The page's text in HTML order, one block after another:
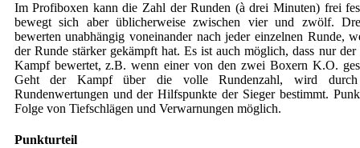
Im Profiboxen kann die Zahl der Runden (à drei Minuten) frei
bewegt sich aber üblicherweise zwischen vier und zwölf.
bewerten unabhängig voneinander nach jeder einzelnen Runde,
der Runde stärker gekämpft hat. Es ist auch möglich, dass nur
Kampf bewertet, z.B. wenn einer von den zwei Boxern K.O.
Geht der Kampf über die volle Rundenzahl, wird
Rundenwertungen und der Hilfspunkte der Sieger bestimmt.
Folge von Tiefschlägen und Verwarnungen möglich.
Punkturteil